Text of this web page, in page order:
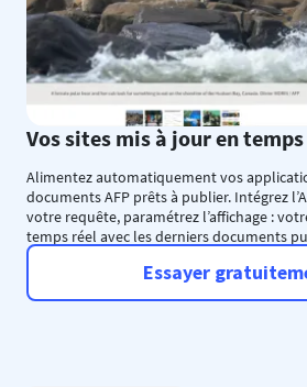
Vos sites mis à jour en
Alimentez automatiquement vos
documents AFP prêts à publier. Intégrez
votre requête, paramétrez l’affichage :
temps réel avec les derniers documents
Essayer